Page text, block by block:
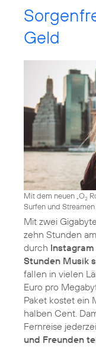
Geld
Mit dem neuen „O2
Surfen und
Mit zwei
zehn Stunden
durch
Stunden Musik
fallen in vielen
Euro pro
Paket kostet ein
halben Cent.
Fernreise
und Freunden